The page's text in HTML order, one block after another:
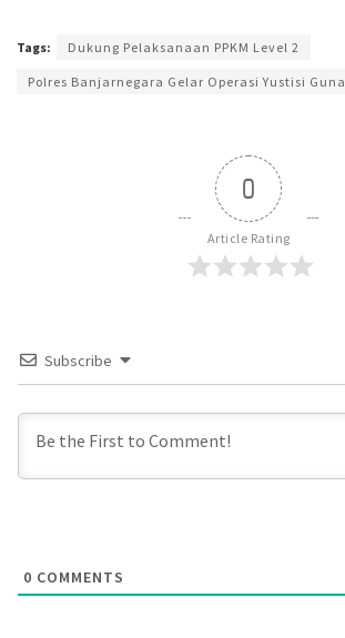
Tags: Dukung Pelaksanaan PPKM Level 2
Polres Banjarnegara Gelar Operasi Yustisi Guna
0
Article Rating
Subscribe
0 COMMENTS